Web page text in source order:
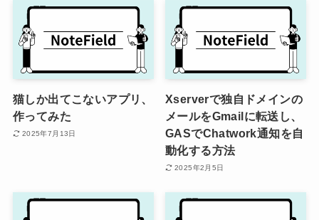
猫しか出てこないアプリ、
作ってみた
2025年7月13日
Xserverで独自ドメインの
メールをGmailに転送し、
GASでChatwork通知を自
動化する方法
2025年2月5日